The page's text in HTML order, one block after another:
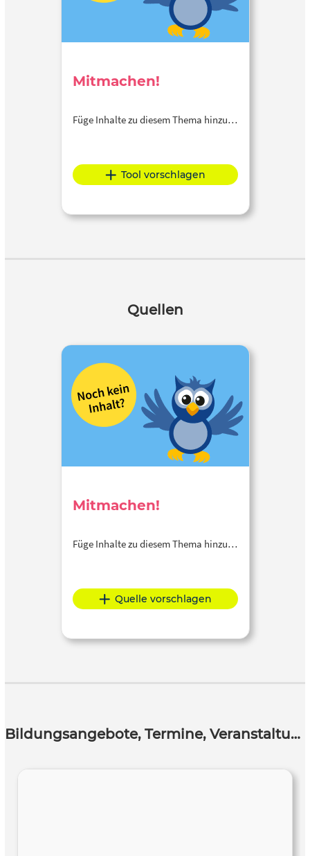
Mitmachen!
Füge Inhalte zu diesem Thema hinzu…
Tool vorschlagen
Quellen
Mitmachen!
Füge Inhalte zu diesem Thema hinzu…
Quelle vorschlagen
Bildungsangebote, Termine, Veranstaltungen